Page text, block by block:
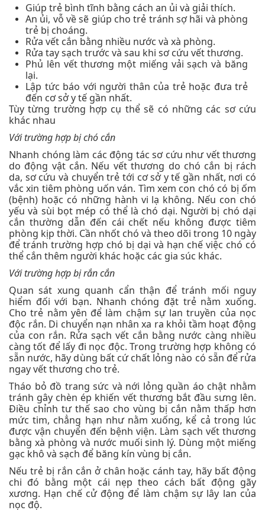
Giúp trẻ bình tĩnh bằng cách an ủi và giải thích.
An ủi, vỗ về sẽ giúp cho trẻ tránh sợ hãi và phòng
trẻ bị choáng.
Rửa vết cắn bằng nhiều nước và xà phòng.
Rửa tay sạch trước và sau khi sơ cứu vết thương.
Phủ lên vết thương một miếng vải sạch và băng
lại.
Lập tức báo với người thân của trẻ hoặc đưa trẻ
đến cơ sở y tế gần nhất.
Tùy từng trường hợp cụ thể sẽ có những các sơ cứu
khác nhau
Với trường hợp bị chó cắn
Nhanh chóng làm các động tác sơ cứu như vết thương
do động vật cắn. Nếu vết thương do chó cắn bị rách
da, sơ cứu và chuyển trẻ tới cơ sở y tế gần nhất, nơi có
vắc xin tiêm phòng uốn ván. Tìm xem con chó có bị ốm
(bệnh) hoặc có những hành vi lạ không. Nếu con chó
yếu và sùi bọt mép có thể là chó dại. Người bị chó dại
cắn thường dẫn đến cái chết nếu không được tiêm
phòng kịp thời. Cần nhốt chó và theo dõi trong 10 ngày
để tránh trường hợp chó bị dại và hạn chế việc chó có
thể cắn thêm người khác hoặc các gia súc khác.
Với trường hợp bị rắn cắn
Quan sát xung quanh cẩn thận để tránh mối nguy
hiểm đối với bạn. Nhanh chóng đặt trẻ nằm xuống.
Cho trẻ nằm yên để làm chậm sự lan truyền của nọc
độc rắn. Di chuyển nạn nhân xa ra khỏi tầm hoạt động
của con rắn. Rửa sạch vết cắn bằng nước càng nhiều
càng tốt để lấy đi nọc độc. Trong trường hợp không có
sẵn nước, hãy dùng bất cứ chất lỏng nào có sẵn để rửa
ngay vết thương cho trẻ.
Tháo bỏ đồ trang sức và nới lỏng quần áo chật nhằm
tránh gây chèn ép khiến vết thương bắt đầu sưng lên.
Điều chỉnh tư thế sao cho vùng bị cắn nằm thấp hơn
mức tim, chẳng hạn như nằm xuống, kể cả trong lúc
được vận chuyển đến bệnh viện. Làm sạch vết thương
bằng xà phòng và nước muối sinh lý. Dùng một miếng
gạc khô và sạch để băng kín vùng bị cắn.
Nếu trẻ bị rắn cắn ở chân hoặc cánh tay, hãy bất động
chi đó bằng một cái nẹp theo cách bất động gãy
xương. Hạn chế cử động để làm chậm sự lây lan của
nọc độ.